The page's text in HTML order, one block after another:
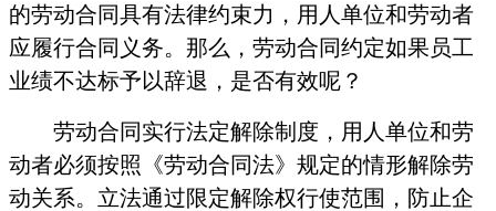
的劳动合同具有法律约束力，用人单位和劳动者
应履行合同义务。那么，劳动合同约定如果员工
业绩不达标予以辞退，是否有效呢？
劳动合同实行法定解除制度，用人单位和劳
动者必须按照《劳动合同法》规定的情形解除劳
动关系。立法通过限定解除权行使范围，防止企